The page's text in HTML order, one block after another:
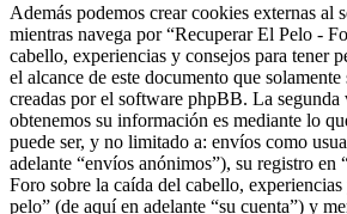
Además podemos crear cookies externas al
mientras navega por “Recuperar El Pelo -
cabello, experiencias y consejos para tener
el alcance de este documento que
creadas por el software phpBB. La segunda
obtenemos su información es mediante lo
puede ser, y no limitado a: envíos como
adelante “envíos anónimos”), su registro en
Foro sobre la caída del cabello,
pelo” (de aquí en adelante “su cuenta”) y